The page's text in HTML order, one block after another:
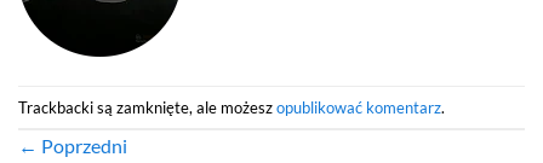
Trackbacki są zamknięte, ale możeszopublikować komentarz.
← Poprzedni